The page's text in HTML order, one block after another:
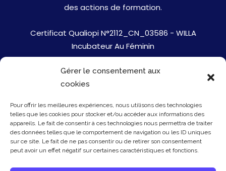
Gérer le consentement aux
cookies
Pour offrir les meilleures expériences, nous utilisons des technologies
telles que les cookies pour stocker et/ou accéder aux informations des
appareils. Le fait de consentir à ces technologies nous permettra de traiter
des données telles que le comportement de navigation ou les ID uniques
sur ce site. Le fait de ne pas consentir ou de retirer son consentement
peut avoir un effet négatif sur certaines caractéristiques et fonctions.
des actions de formation.
Certificat Qualiopi N°2112_CN_03586 - WILLA
Incubateur Au Féminin
Jobs
Mentions Légales
Politique de cookies
Presse